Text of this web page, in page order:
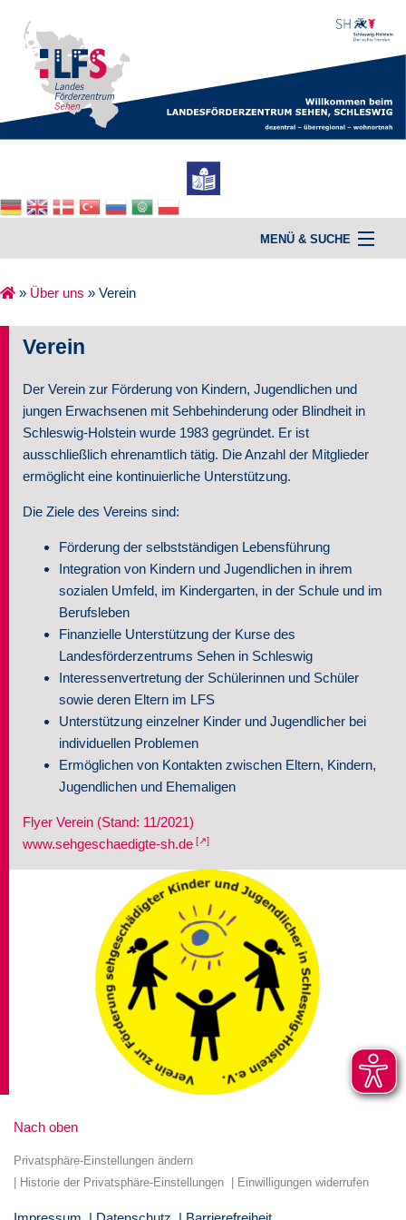
MENÜ & SUCHE
Unterstützung & Beratung
Kurse
Seminare
Über uns
» Über uns » Verein
Verein
Der Verein zur Förderung von Kindern, Jugendlichen und
jungen Erwachsenen mit Sehbehinderung oder Blindheit in
Schleswig-Holstein wurde 1983 gegründet. Er ist
ausschließlich ehrenamtlich tätig. Die Anzahl der Mitglieder
ermöglicht eine kontinuierliche Unterstützung.
Die Ziele des Vereins sind:
Förderung der selbstständigen Lebensführung
Integration von Kindern und Jugendlichen in ihrem
sozialen Umfeld, im Kindergarten, in der Schule und im
Berufsleben
Finanzielle Unterstützung der Kurse des
Landesförderzentrums Sehen in Schleswig
Interessenvertretung der Schülerinnen und Schüler
sowie deren Eltern im LFS
Unterstützung einzelner Kinder und Jugendlicher bei
individuellen Problemen
Ermöglichen von Kontakten zwischen Eltern, Kindern,
Jugendlichen und Ehemaligen
Flyer Verein (Stand: 11/2021)
www.sehgeschaedigte-sh.de
Nach oben
Privatsphäre-Einstellungen ändern
Historie der Privatsphäre-Einstellungen
Einwilligungen widerrufen